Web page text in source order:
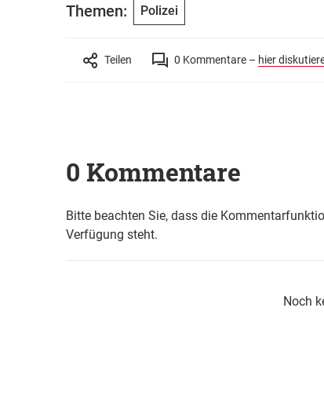
Themen: Polizei
Teilen 0 Kommentare – hier
0 Kommentare
Bitte beachten Sie, dass die
Verfügung steht.
Noch